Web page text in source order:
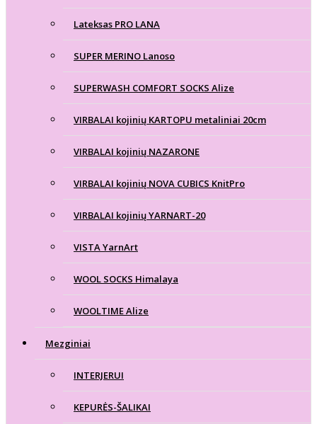
Lateksas PRO LANA
SUPER MERINO Lanoso
SUPERWASH COMFORT SOCKS Alize
VIRBALAI kojinių KARTOPU metaliniai 20cm
VIRBALAI kojinių NAZARONE
VIRBALAI kojinių NOVA CUBICS KnitPro
VIRBALAI kojinių YARNART-20
VISTA YarnArt
WOOL SOCKS Himalaya
WOOLTIME Alize
Mezginiai
INTERJERUI
KEPURĖS-ŠALIKAI